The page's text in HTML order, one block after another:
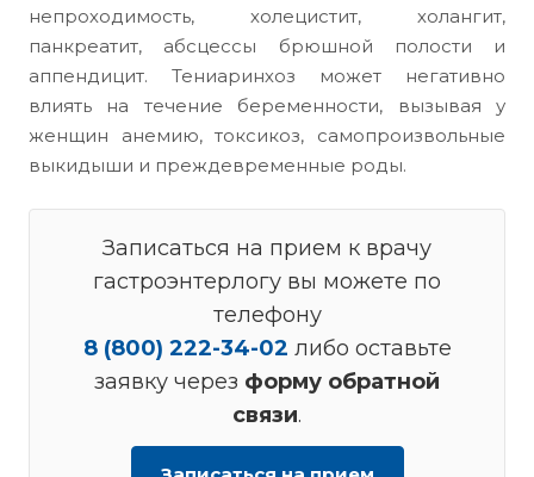
непроходимость, холецистит, холангит,
панкреатит, абсцессы брюшной полости и
аппендицит. Тениаринхоз может негативно
влиять на течение беременности, вызывая у
женщин анемию, токсикоз, самопроизвольные
выкидыши и преждевременные роды.
Записаться на прием к врачу
гастроэнтерлогу вы можете по
телефону
8 (800) 222-34-02 либо оставьте
заявку через форму обратной
связи.